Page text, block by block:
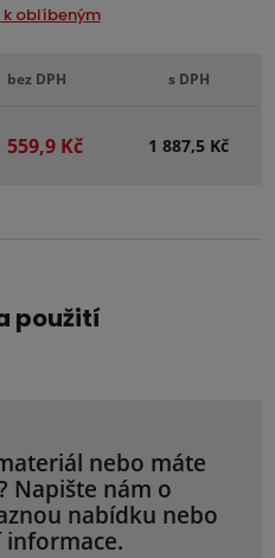
k oblíbeným
bez DPH s DPH
559,9 Kč 1 887,5 Kč
použití
nebo máte
Napište nám o
nabídku nebo